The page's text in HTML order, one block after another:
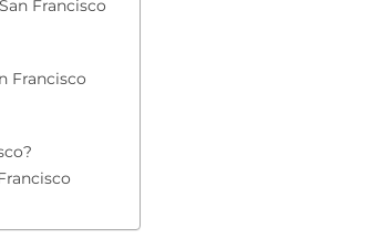
Francisco
Francisco